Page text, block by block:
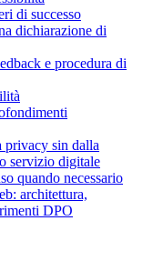
di successo
dichiarazione di
e procedura di
privacy sin dalla
servizio digitale
quando necessario
architettura,
DPO